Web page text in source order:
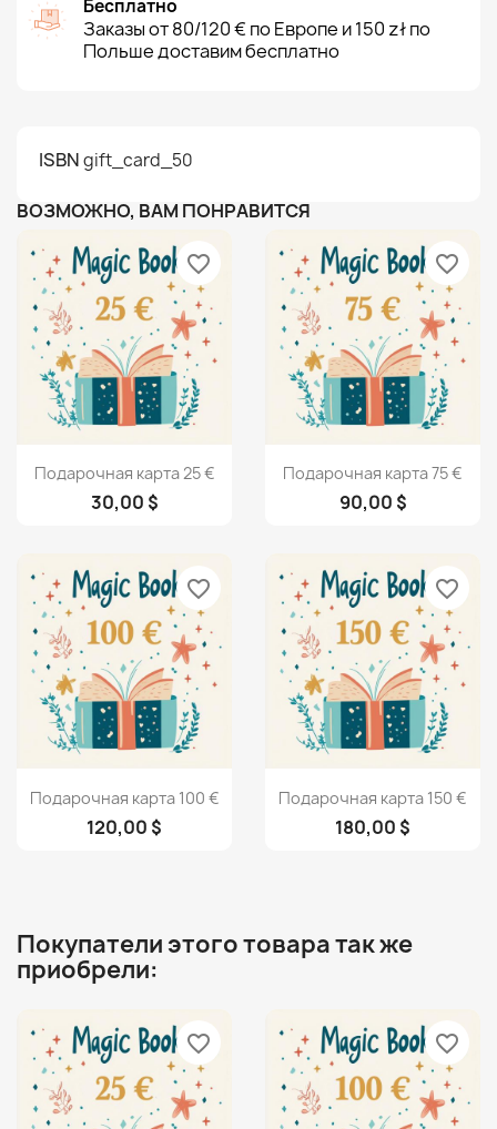
Бесплатно
Заказы от 80/120 € по Европе и 150 zł по
Польше доставим бесплатно
ISBNgift_card_50
ВОЗМОЖНО, ВАМ ПОНРАВИТСЯ
Просмотр
Подарочная карта 25 €
30,00 $
favorite_border
Просмотр
Подарочная карта 75 €
90,00 $
favorite_border
Просмотр
Подарочная карта 100 €
120,00 $
favorite_border
Просмотр
Подарочная карта 150 €
180,00 $
favorite_border
Покупатели этого товара так же
приобрели:
favorite_border favorite_border